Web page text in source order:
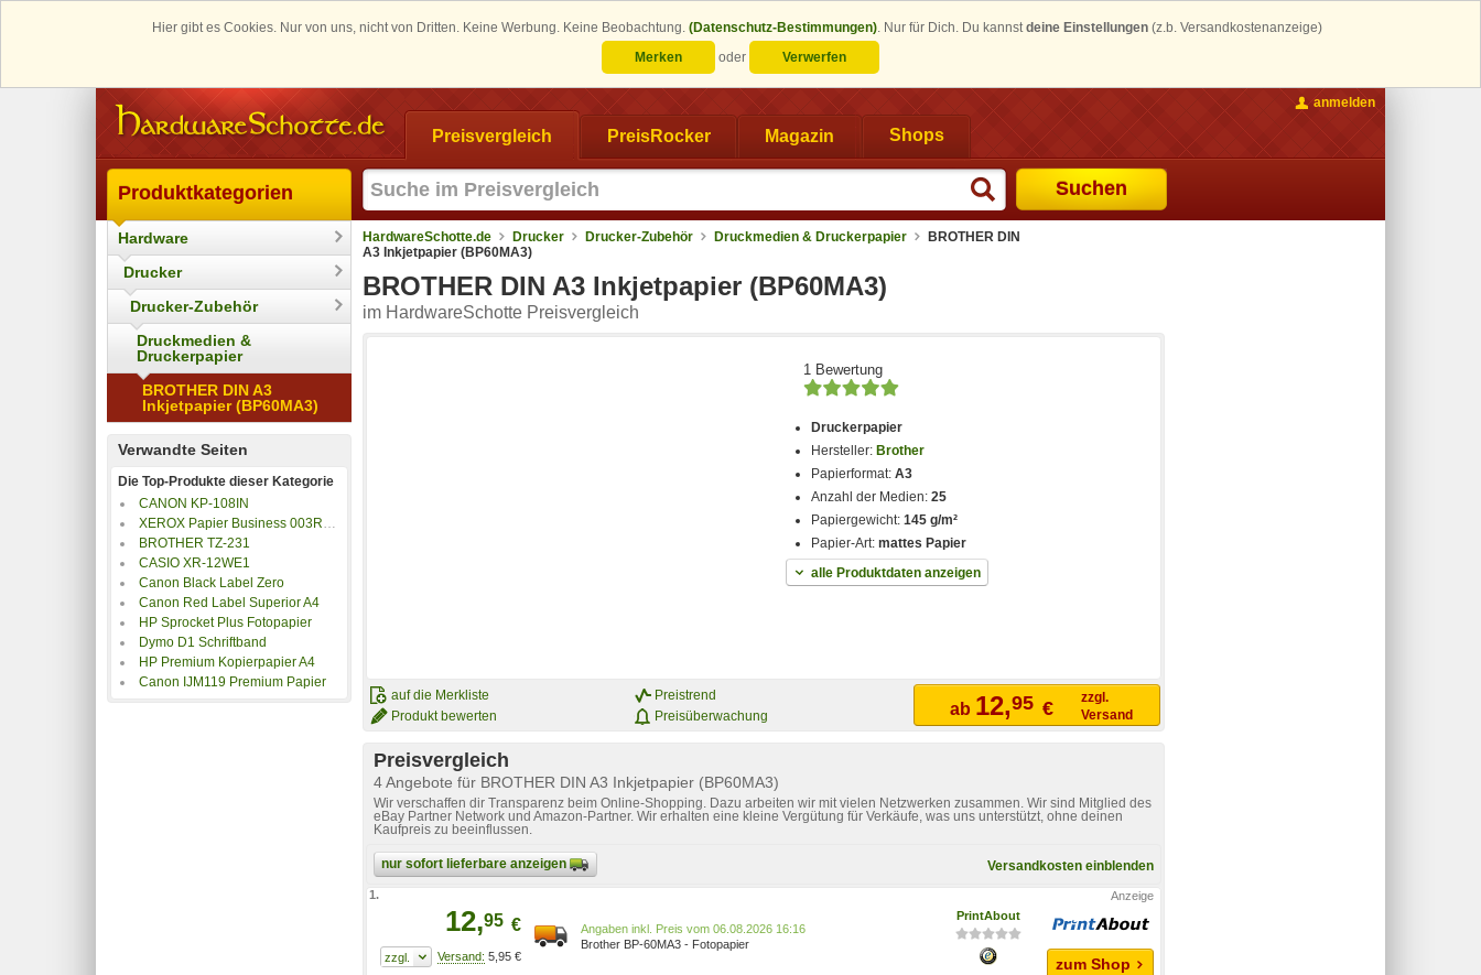
Hier gibt es Cookies. Nur von uns, nicht von Dritten. Keine Werbung. Keine Beobachtung. (Datenschutz-Bestimmungen). Nur für Dich. Du kannstdeine Einstellungen (z.b. Versandkostenanzeige)
Merken
oder Verwerfen
Preisvergleich PreisRocker Magazin Shops
Suchen
anmelden
Produktkategorien
Hardware
Drucker
Drucker-Zubehör
Druckmedien &
Druckerpapier
BROTHER DIN A3
Inkjetpapier (BP60MA3)
Verwandte Seiten
Die Top-Produkte dieser Kategorie
CANON KP-108IN
XEROX Papier Business 003R91820
BROTHER TZ-231
CASIO XR-12WE1
Canon Black Label Zero
Canon Red Label Superior A4
HP Sprocket Plus Fotopapier
Dymo D1 Schriftband
HP Premium Kopierpapier A4
Canon IJM119 Premium Papier
HardwareSchotte.de Drucker Drucker-Zubehör Druckmedien & Druckerpapier
BROTHER DIN
A3 Inkjetpapier (BP60MA3)
BROTHER DIN A3 Inkjetpapier (BP60MA3)
im HardwareSchotte Preisvergleich
1 Bewertung
Druckerpapier
Hersteller: Brother
Papierformat:A3
Anzahl der Medien:25
Papiergewicht:145 g/m²
Papier-Art:mattes Papier
alle Produktdaten anzeigen
auf die Merkliste
Produkt bewerten
Preistrend
Preisüberwachung
ab 12,95 €
zzgl.
Versand
Preisvergleich
4 Angebote für BROTHER DIN A3 Inkjetpapier (BP60MA3)
Wir verschaffen dir Transparenz beim Online-Shopping. Dazu arbeiten wir mit vielen Netzwerken zusammen. Wir sind Mitglied des
eBay Partner Network und Amazon-Partner. Wir erhalten eine kleine Vergütung für Verkäufe, was uns unterstützt, ohne deinen
Kaufpreis zu beeinflussen.
nur sofort lieferbare anzeigen Versandkosten einblenden
1.
12,95 €
5,95 €
Preis vom 06.08.2026 16:16
Brother BP-60MA3 - Fotopapier
PrintAbout
zum Shop